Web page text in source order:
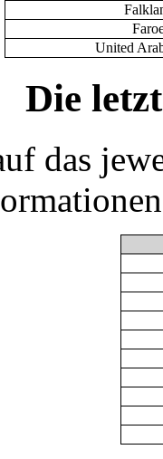
United
Die
das